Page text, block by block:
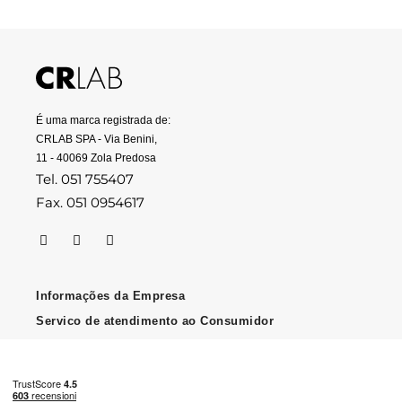
É uma marca registrada de:
CRLAB SPA - Via Benini,
11 - 40069 Zola Predosa
Tel. 051 755407
Fax. 051 0954617
Informações da Empresa
Servico de atendimento ao Consumidor